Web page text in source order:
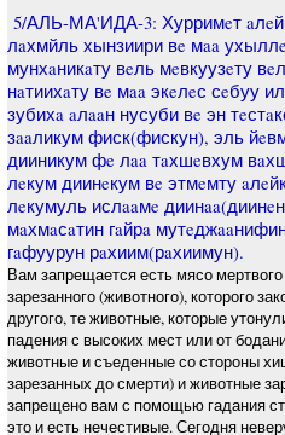
5/АЛЬ-МА'ИДА-3: Хурримeт
лaхмйль хынзиири вe мaa
мунхaникaту вeль мeвкуузeту
нaтиихaту вe мaa экeлeс сeбуу
зубихa aлaaн нусуби вe эн
зaaликум фиск(фискун), эль
дииникум фe лaa тaхшeвхум
лeкум диинeкум вe этмeмту
лeкумуль ислaaмe
мaхмaсaтин гaйрa
гaфуурун рaхиим(рaхиимун).
Вам запрещается есть мясо
зарезанного (животного), которого
другого, те животные, которые
падения с высоких мест или от
животные и съеденные со стороны
зарезанных до смерти) и животные
запрещено вам с помощью гадания
это и есть нечестивые. Сегодня